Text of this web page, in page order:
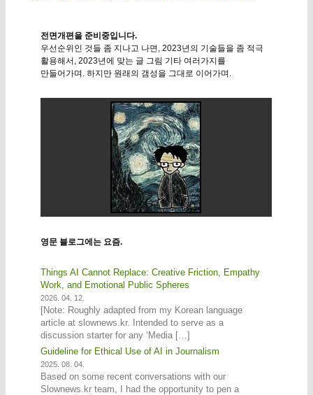
전면개편을 준비중입니다.
우선순위인 것들 좀 지나고 나면, 2023년의 기술들을 좀 적극
활용해서, 2023년에 맞는 글 그림 기타 여러가지를
만들어가며. 하지만 원래의 갬성을 그대로 이어가며.
영문 블로그에는 요즘.
Things AI Cannot Replace: Creative Friction, Empathy
Work, and Emotional Public Spheres
2026. 04. 12.
[Note: Roughly adapted from my Korean language
article at slownews.kr. Intended to serve as a
discussion starter for any ‘Media […]
Guideline for Ethical Use of AI in Journalism
2025. 08. 04.
Based on some recent conversations with our
Slownews.kr team, I had the opportunity to pen a